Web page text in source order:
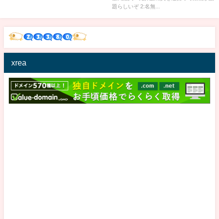
題らしいぞ 2:名無...
xrea